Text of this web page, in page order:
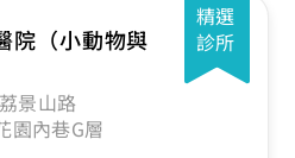
精選
診所
院（小動物與
景山路
園內巷G層